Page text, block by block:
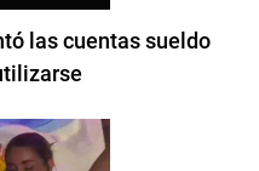
las cuentas sueldo